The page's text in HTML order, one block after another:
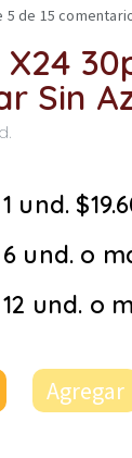
5 de 15
Sin
und.
und. o
und. o
Agregar